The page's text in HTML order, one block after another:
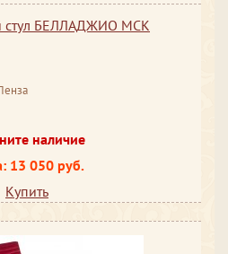
стул БЕЛЛАДЖИО МСК
наличие
13 050 руб.
Купить